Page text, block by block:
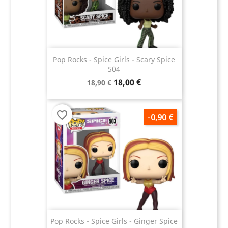
Pop Rocks - Spice Girls - Scary Spice
504
18,90 € 18,00 €
Pop Rocks - Spice Girls - Ginger Spice
-0,90 €
favorite_border